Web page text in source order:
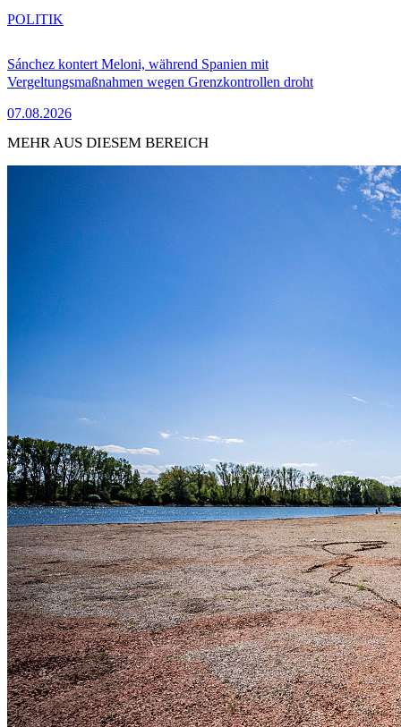
Sánchez kontert Meloni, während Spanien mit
Vergeltungsmaßnahmen wegen Grenzkontrollen droht
07.08.2026
POLITIK
MEHR AUS DIESEM BEREICH